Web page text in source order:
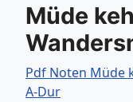
Müde
Pdf Noten Müde
A-Dur